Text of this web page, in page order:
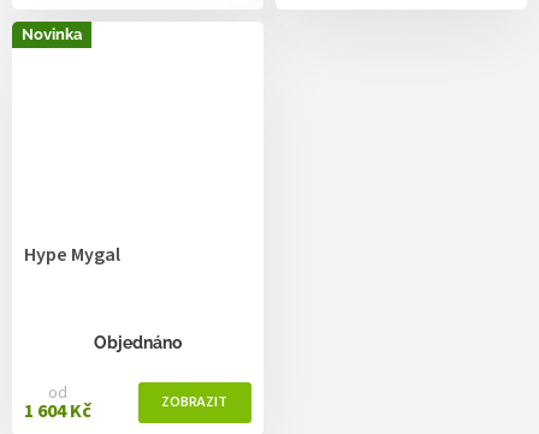
Novinka
Hype Mygal
Objednáno
od
1 604 Kč